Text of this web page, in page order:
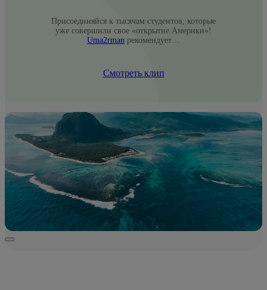
Присоединяйся к тысячам студентов, которые
уже совершили свое «открытие Америки»!
Uma2rman рекомендует…
Смотреть клип